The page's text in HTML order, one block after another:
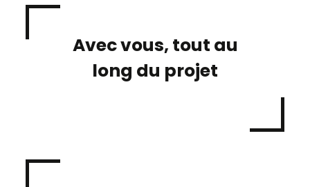
Avec vous, tout au
long du projet